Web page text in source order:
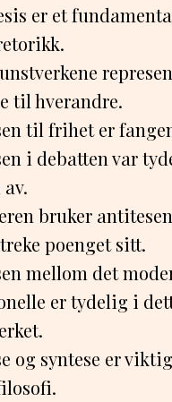
er et
til hverandre.
til frihet er
i debatten var
bruker
poenget sitt.
mellom det
er tydelig i
og syntese er